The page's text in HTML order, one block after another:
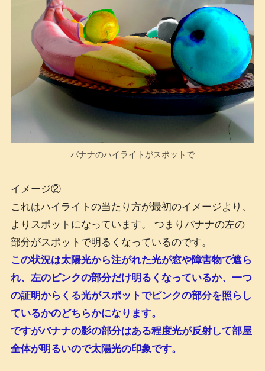
バナナのハイライトがスポットで
イメージ②
これはハイライトの当たり方が最初のイメージより、
よりスポットになっています。 つまりバナナの左の
部分がスポットで明るくなっているのです。
この状況は太陽光から注がれた光が窓や障害物で遮ら
れ、左のピンクの部分だけ明るくなっているか、一つ
の証明からくる光がスポットでピンクの部分を照らし
ているかのどちらかになります。
ですがバナナの影の部分はある程度光が反射して部屋
全体が明るいので太陽光の印象です。